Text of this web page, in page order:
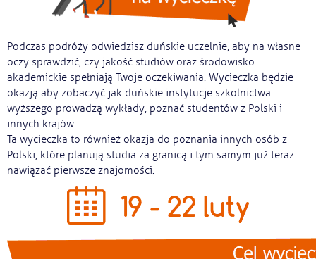
Podczas podróży odwiedzisz duńskie uczelnie, aby na własne
oczy sprawdzić, czy jakość studiów oraz środowisko
akademickie spełniają Twoje oczekiwania. Wycieczka będzie
okazją aby zobaczyć jak duńskie instytucje szkolnictwa
wyższego prowadzą wykłady, poznać studentów z Polski i
innych krajów.
Ta wycieczka to również okazja do poznania innych osób z
Polski, które planują studia za granicą i tym samym już teraz
nawiązać pierwsze znajomości.